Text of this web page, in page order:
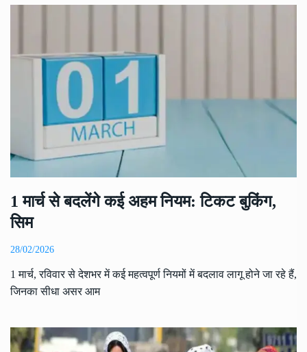
1 मार्च से बदलेंगे कई अहम नियम: टिकट बुकिंग,
सिम
28/02/2026
1 मार्च, रविवार से देशभर में कई महत्वपूर्ण नियमों में बदलाव लागू होने जा रहे हैं,
जिनका सीधा असर आम